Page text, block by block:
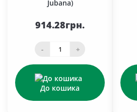
Jubana)
914.28грн.
- +
До кошика